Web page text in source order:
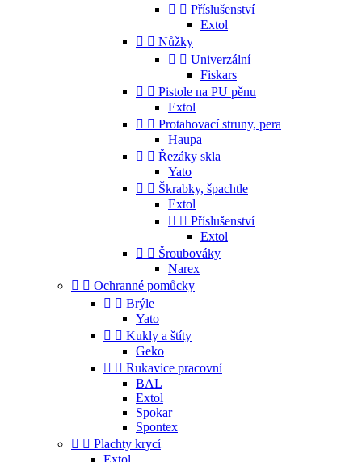
  Příslušenství
Extol
  Nůžky
  Univerzální
Fiskars
  Pistole na PU pěnu
Extol
  Protahovací struny, pera
Haupa
  Řezáky skla
Yato
  Škrabky, špachtle
Extol
  Příslušenství
Extol
  Šroubováky
Narex
  Ochranné pomůcky
  Brýle
Yato
  Kukly a štíty
Geko
  Rukavice pracovní
BAL
Extol
Spokar
Spontex
  Plachty krycí
Extol